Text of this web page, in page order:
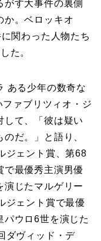
す大事件の裏側
か。ベロッキオ
関わった人物たち
た。
ある少年の数奇な
ァブリツィオ・ジ
して、「彼は疑い
だ。」と語り、
ジェント賞、第68
で最優秀主演男優
演じたマルゲリー
ジェント賞で最優
パウロ6世を演じた
ダヴィッド・デ